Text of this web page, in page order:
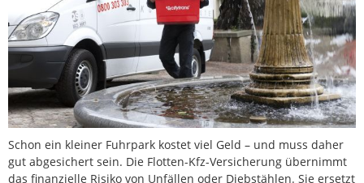
Schon ein kleiner Fuhrpark kostet viel Geld – und muss daher
gut abgesichert sein. Die Flotten-Kfz-Versicherung übernimmt
das finanzielle Risiko von Unfällen oder Diebstählen. Sie ersetzt